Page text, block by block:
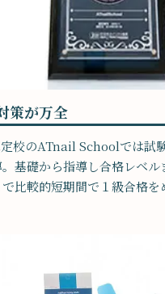
策が万全
校のATnail Schoolでは試
基礎から指導し合格レベル
比較的短期間で１級合格を